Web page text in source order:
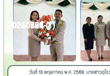
DEEP
DLTV
งานประกันคุณภาพ
20260726-1
20260804
20260802-2
20260802
20260731-2
20260731 (1)